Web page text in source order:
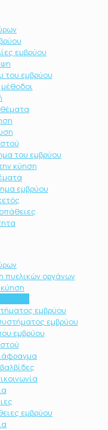
εμβρύου
του εμβρύου
μέθοδοι
θέματα
του εμβρύου
κύηση
εμβρύου
πυελικών οργάνων
εμβρύου
εμβρύου
εμβρύου
εμβρύου